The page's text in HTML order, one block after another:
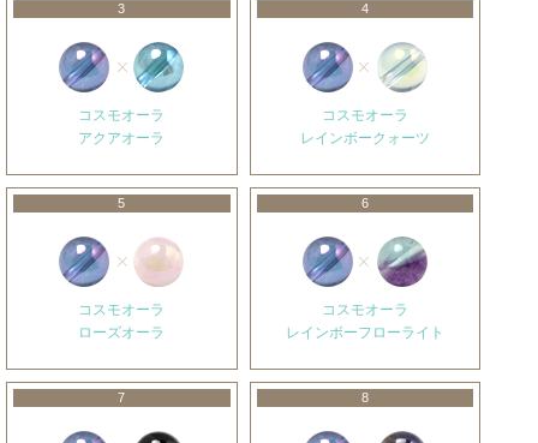
3
コスモオーラ
アクアオーラ
4
コスモオーラ
レインボークォーツ
5
コスモオーラ
ローズオーラ
6
コスモオーラ
レインボーフローライト
7 8